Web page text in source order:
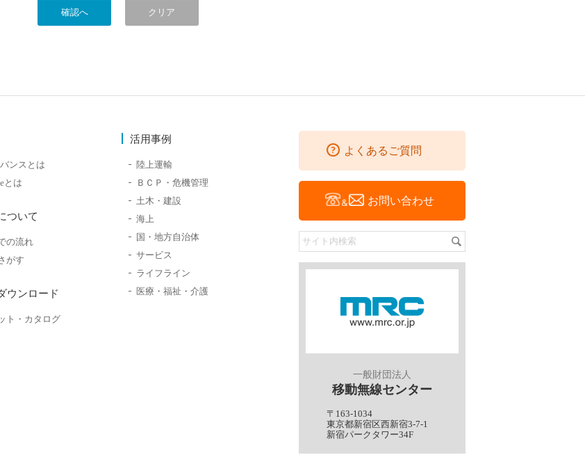
ンスとは
とは
ついて
の流れ
がす
ウンロード
ト・カタログ
活用事例
陸上運輸
ＢＣＰ・危機管理
土木・建設
海上
国・地方自治体
サービス
ライフライン
医療・福祉・介護
よくあるご質問
お問い合わせ
サイト内検索
一般財団法人
移動無線センター
〒163-1034
東京都新宿区西新宿3-7-1
新宿パークタワー34F